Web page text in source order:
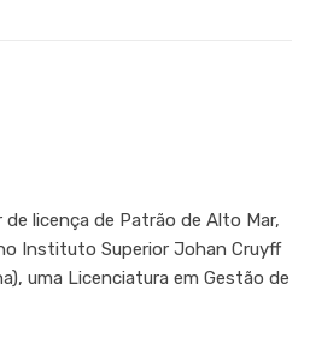
de licença de Patrão de Alto Mar,
Instituto Superior Johan Cruyff
uma Licenciatura em Gestão de